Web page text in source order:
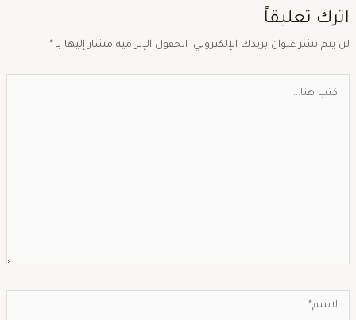
تعليقاً
يتم نشر عنوان بريدك الإلكتروني. الحقول الإلزامية مشار إليها بـ *